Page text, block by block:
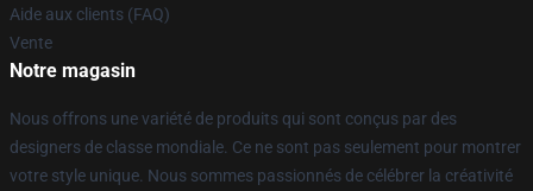
Aide aux clients (FAQ)
Vente
Notre magasin
Nous offrons une variété de produits qui sont conçus par des
designers de classe mondiale. Ce ne sont pas seulement pour montrer
votre style unique. Nous sommes passionnés de célébrer la créativité